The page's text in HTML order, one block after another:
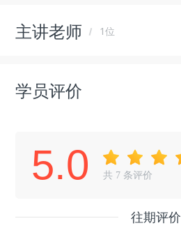
主讲老师 1位
学员评价
5.0 共 7 条评价
往期评价